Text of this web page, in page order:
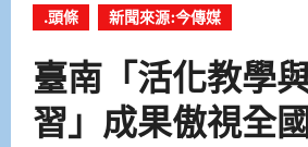
.頭條 新聞來源:今傳媒
臺南「活化教學
習」成果傲視全國